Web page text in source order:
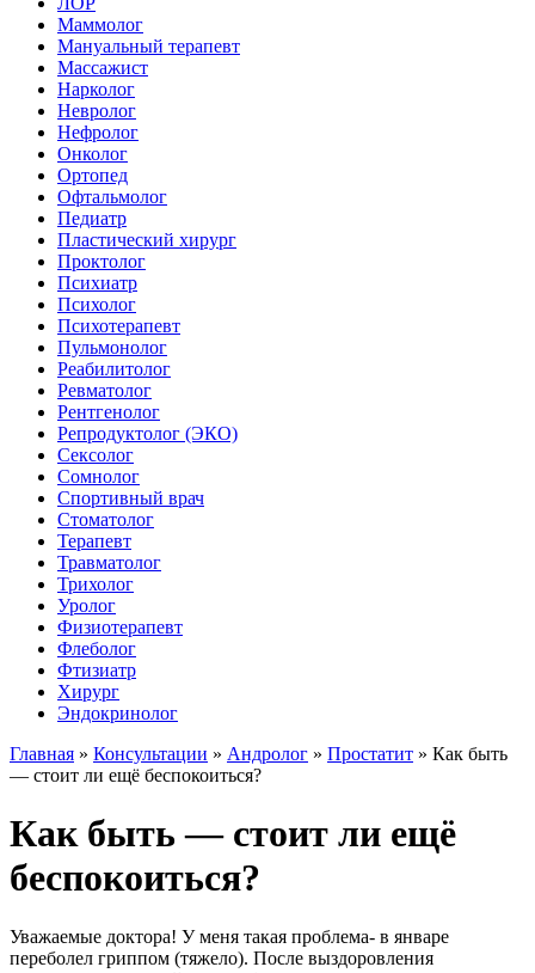
Маммолог
Мануальный терапевт
Массажист
Нарколог
Невролог
Нефролог
Онколог
Ортопед
Офтальмолог
Педиатр
Пластический хирург
Проктолог
Психиатр
Психолог
Психотерапевт
Пульмонолог
Реабилитолог
Ревматолог
Рентгенолог
Репродуктолог (ЭКО)
Сексолог
Сомнолог
Спортивный врач
Стоматолог
Терапевт
Травматолог
Трихолог
Уролог
Физиотерапевт
Флеболог
Фтизиатр
Хирург
Эндокринолог
Главная » Консультации » Андролог » Простатит » Как быть
— стоит ли ещё беспокоиться?
Как быть — стоит ли ещё
беспокоиться?
Уважаемые доктора! У меня такая проблема- в январе
переболел гриппом (тяжело). После выздоровления